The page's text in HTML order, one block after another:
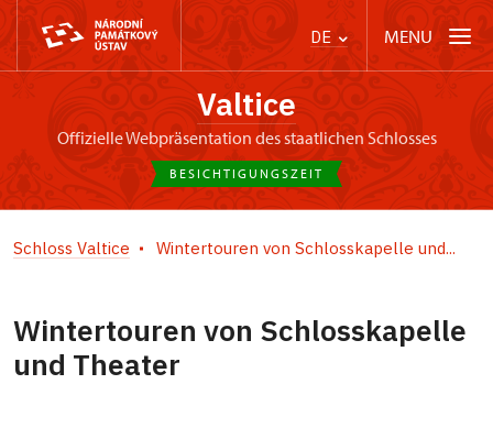
DE MENU
Valtice
offizielle Webpräsentation des staatlichen Schlosses
BESICHTIGUNGSZEIT
Schloss Valtice Wintertouren von Schlosskapelle und...
Wintertouren von Schlosskapelle
und Theater